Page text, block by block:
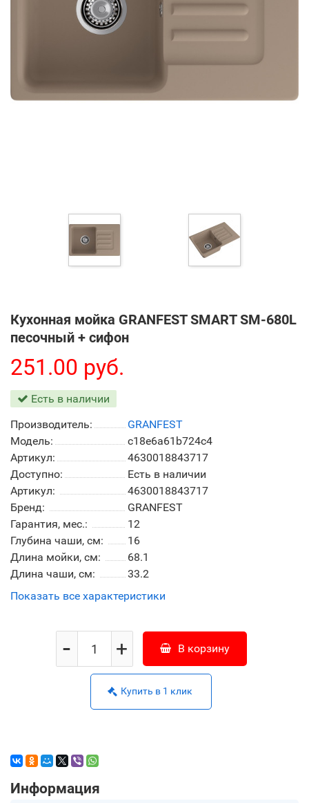
Кухонная мойка GRANFEST SMART SM-680L
песочный + сифон
251.00 руб.
Есть в наличии
Производитель:
GRANFEST
Модель:
c18e6a61b724c4
Артикул:
4630018843717
Доступно:
Есть в наличии
Артикул:
4630018843717
Бренд:
GRANFEST
Гарантия, мес.:
12
Глубина чаши, см:
16
Длина мойки, см:
68.1
Длина чаши, см:
33.2
Показать все характеристики
+
- В корзину
Купить в 1 клик
Информация